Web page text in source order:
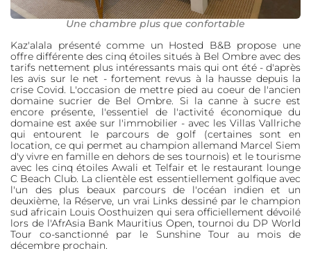
Une chambre plus que confortable
Kaz'alala présenté comme un Hosted B&B propose une
offre différente des cinq étoiles situés à Bel Ombre avec des
tarifs nettement plus intéressants mais qui ont été - d'après
les avis sur le net - fortement revus à la hausse depuis la
crise Covid. L'occasion de mettre pied au coeur de l'ancien
domaine sucrier de Bel Ombre. Si la canne à sucre est
encore présente, l'essentiel de l'activité économique du
domaine est axée sur l'immobilier - avec les Villas Vallriche
qui entourent le parcours de golf (certaines sont en
location, ce qui permet au champion allemand Marcel Siem
d'y vivre en famille en dehors de ses tournois) et le tourisme
avec les cinq étoiles Awali et Telfair et le restaurant lounge
C Beach Club. La clientèle est essentiellement golfique avec
l'un des plus beaux parcours de l'océan indien et un
deuxième, la Réserve, un vrai Links dessiné par le champion
sud africain Louis Oosthuizen qui sera officiellement dévoilé
lors de l'AfrAsia Bank Mauritius Open, tournoi du DP World
Tour co-sanctionné par le Sunshine Tour au mois de
décembre prochain.